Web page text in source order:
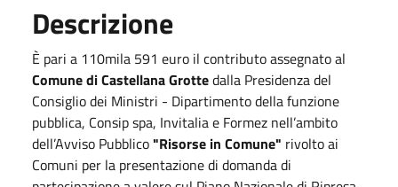
Descrizione
È pari a 110mila 591 euro il contributo assegnato al
Comune di Castellana Grottedalla Presidenza del
Consiglio dei Ministri - Dipartimento della funzione
pubblica, Consip spa, Invitalia e Formez nell’ambito
dell’Avviso Pubblico"Risorse in Comune" rivolto ai
Comuni per la presentazione di domanda di